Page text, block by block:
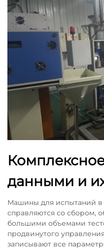
данными и
Машины для испытаний в
справляются со сбором,
большими объемами
продвинутого
записывают все